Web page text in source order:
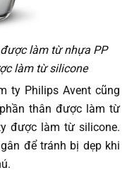
làm từ nhựa PP
làm từ silicone
ty Philips Avent cũng
thân được làm từ
được làm từ silicone.
để tránh bị dẹp khi